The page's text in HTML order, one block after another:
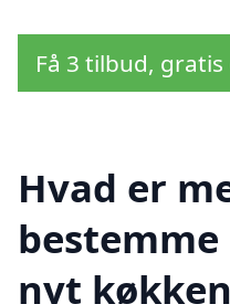
Få 3 tilbud,
Hvad er
nyt